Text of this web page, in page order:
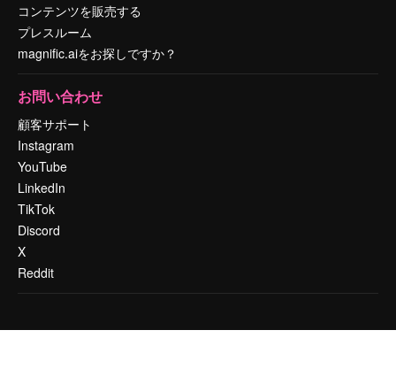
コンテンツを販売する
プレスルーム
magnific.aiをお探しですか？
お問い合わせ
顧客サポート
Instagram
YouTube
LinkedIn
TikTok
Discord
X
Reddit